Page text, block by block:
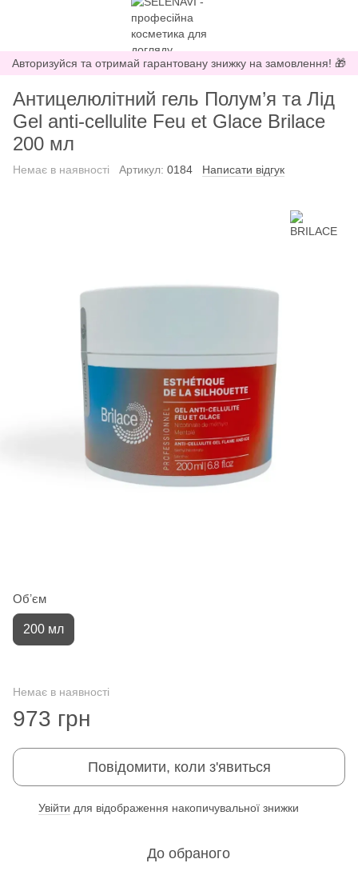
Авторизуйся та отримай гарантовану знижку на замовлення! 🎁
Антицелюлітний гель Полум’я та Лід
Gel anti-cellulite Feu et Glace Brilace
200 мл
Немає в наявності Артикул: 0184 Написати відгук
Обʼєм
200 мл
Немає в наявності
973 грн
Повідомити, коли з'явиться
Увійти для відображення накопичувальної знижки
До обраного